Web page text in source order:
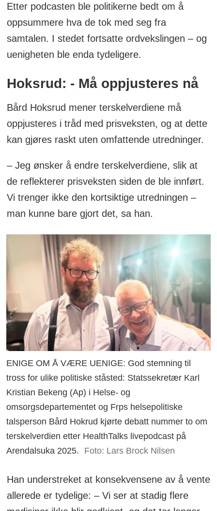
Etter podcasten ble politikerne bedt om å
oppsummere hva de tok med seg fra
samtalen. I stedet fortsatte ordvekslingen – og
uenigheten ble enda tydeligere.
Hoksrud: - Må oppjusteres nå
Bård Hoksrud mener terskelverdiene må
oppjusteres i tråd med prisveksten, og at dette
kan gjøres raskt uten omfattende utredninger.
– Jeg ønsker å endre terskelverdiene, slik at
de reflekterer prisveksten siden de ble innført.
Vi trenger ikke den kortsiktige utredningen –
man kunne bare gjort det, sa han.
ENIGE OM Å VÆRE UENIGE: God stemning til
tross for ulike politiske ståsted: Statssekretær Karl
Kristian Bekeng (Ap) i Helse- og
omsorgsdepartementet og Frps helsepolitiske
talsperson Bård Hokrud kjørte debatt nummer to om
terskelverdien etter HealthTalks livepodcast på
Arendalsuka 2025.
Foto: Lars Brock Nilsen
Han understreket at konsekvensene av å vente
allerede er tydelige: – Vi ser at stadig flere